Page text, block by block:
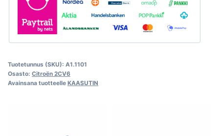
Tuotetunnus (SKU): A1.1101
Osasto: Citroën 2CV6
Avainsana tuotteelle KAASUTIN